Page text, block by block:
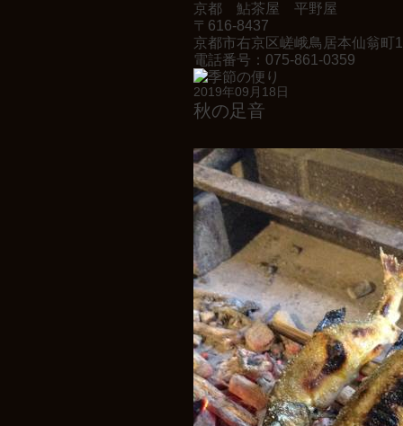
京都 鮎茶屋 平野屋
〒616-8437
京都市右京区嵯峨鳥居本仙翁町
電話番号：075-861-0359
2019年09月18日
秋の足音